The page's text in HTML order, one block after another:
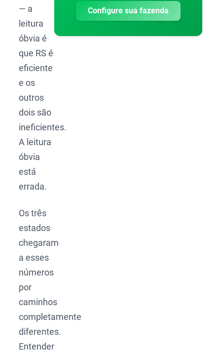
— a
leitura
óbvia é
que RS é
eficiente
e os
outros
dois são
ineficientes.
A leitura
óbvia
está
errada.
Os três
estados
chegaram
a esses
números
por
caminhos
completamente
diferentes.
Entender
Configure sua fazenda